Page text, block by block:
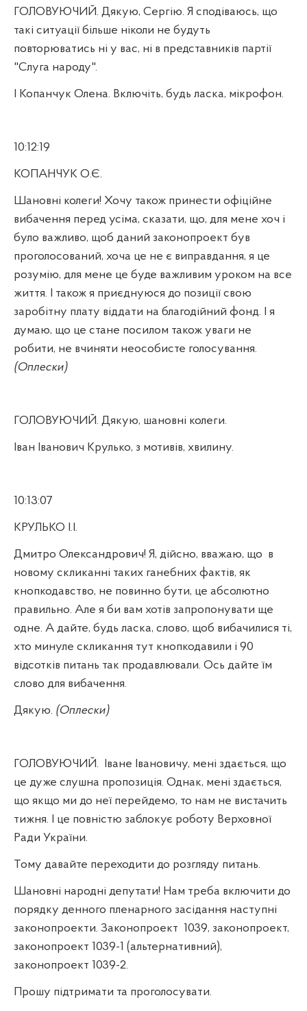
ГОЛОВУЮЧИЙ. Дякую, Сергію. Я сподіваюсь, що
такі ситуації більше ніколи не будуть
повторюватись ні у вас, ні в представників партії
"Слуга народу".
І Копанчук Олена. Включіть, будь ласка, мікрофон.
10:12:19
КОПАНЧУК О.Є.
Шановні колеги! Хочу також принести офіційне
вибачення перед усіма, сказати, що, для мене хоч і
було важливо, щоб даний законопроект був
проголосований, хоча це не є виправдання, я це
розумію, для мене це буде важливим уроком на все
життя. І також я приєднуюся до позиції свою
заробітну плату віддати на благодійний фонд. І я
думаю, що це стане посилом також уваги не
робити, не вчиняти неособисте голосування.
(Оплески)
ГОЛОВУЮЧИЙ. Дякую, шановні колеги.
Іван Іванович Крулько, з мотивів, хвилину.
10:13:07
КРУЛЬКО І.І.
Дмитро Олександрович! Я, дійсно, вважаю, що в
новому скликанні таких ганебних фактів, як
кнопкодавство, не повинно бути, це абсолютно
правильно. Але я би вам хотів запропонувати ще
одне. А дайте, будь ласка, слово, щоб вибачилися ті,
хто минуле скликання тут кнопкодавили і 90
відсотків питань так продавлювали. Ось дайте їм
слово для вибачення.
Дякую. (Оплески)
ГОЛОВУЮЧИЙ.
Іване Івановичу, мені здається, що
це дуже слушна пропозиція. Однак, мені здається,
що якщо ми до неї перейдемо, то нам не вистачить
тижня. І це повністю заблокує роботу Верховної
Ради України.
Тому давайте переходити до розгляду питань.
Шановні народні депутати! Нам треба включити до
порядку денного пленарного засідання наступні
законопроекти. Законопроект 1039, законопроект,
законопроект 1039-1 (альтернативний),
законопроект 1039-2.
Прошу підтримати та проголосувати.